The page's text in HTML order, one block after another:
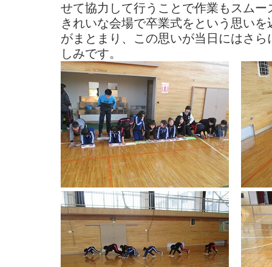
せて協力して行うことで作業もスムー
きれいな会場で卒業式をという思い
がまとまり、この思いが当日にはさ
しみです。